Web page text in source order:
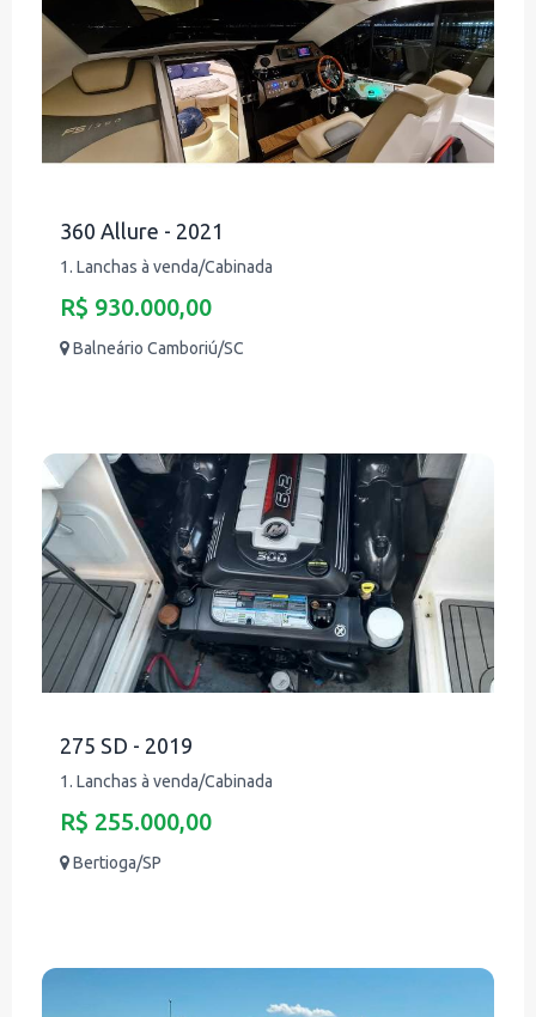
360 Allure - 2021
1. Lanchas à venda/Cabinada
R$ 930.000,00
Balneário Camboriú/SC
275 SD - 2019
1. Lanchas à venda/Cabinada
R$ 255.000,00
Bertioga/SP